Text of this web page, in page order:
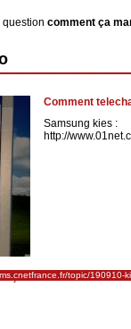
question comment ça
Comment
Samsung kies :
http://
topic/190910-
son-samsung-galaxy-au-pc-